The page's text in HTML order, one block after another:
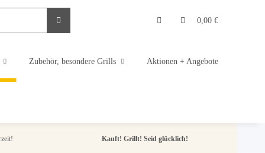
0,00 €
Zubehör, besondere Grills Aktionen + Angebote
Kauft! Grillt! Seid glücklich!